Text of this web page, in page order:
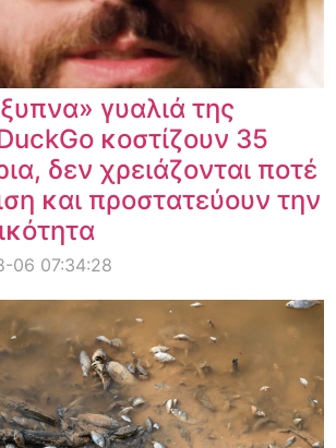
γυαλιά της
κοστίζουν 35
δεν χρειάζονται ποτέ
και προστατεύουν την
06 07:34:28